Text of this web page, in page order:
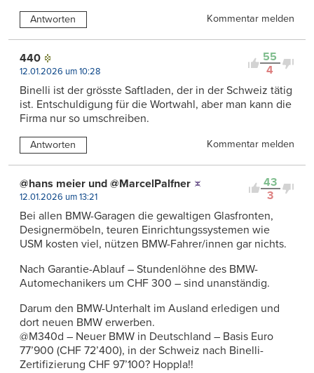
Antworten Kommentar melden
55
4
440
12.01.2026 um 10:28
Binelli ist der grösste Saftladen, der in der Schweiz tätig
ist. Entschuldigung für die Wortwahl, aber man kann die
Firma nur so umschreiben.
Antworten Kommentar melden
43
3
@hans meier und @MarcelPalfner
12.01.2026 um 13:21
Bei allen BMW-Garagen die gewaltigen Glasfronten,
Designermöbeln, teuren Einrichtungssystemen wie
USM kosten viel, nützen BMW-Fahrer/innen gar nichts.
Nach Garantie-Ablauf – Stundenlöhne des BMW-
Automechanikers um CHF 300 – sind unanständig.
Darum den BMW-Unterhalt im Ausland erledigen und
dort neuen BMW erwerben.
@M340d – Neuer BMW in Deutschland – Basis Euro
77’900 (CHF 72’400), in der Schweiz nach Binelli-
Zertifizierung CHF 97’100? Hoppla!!